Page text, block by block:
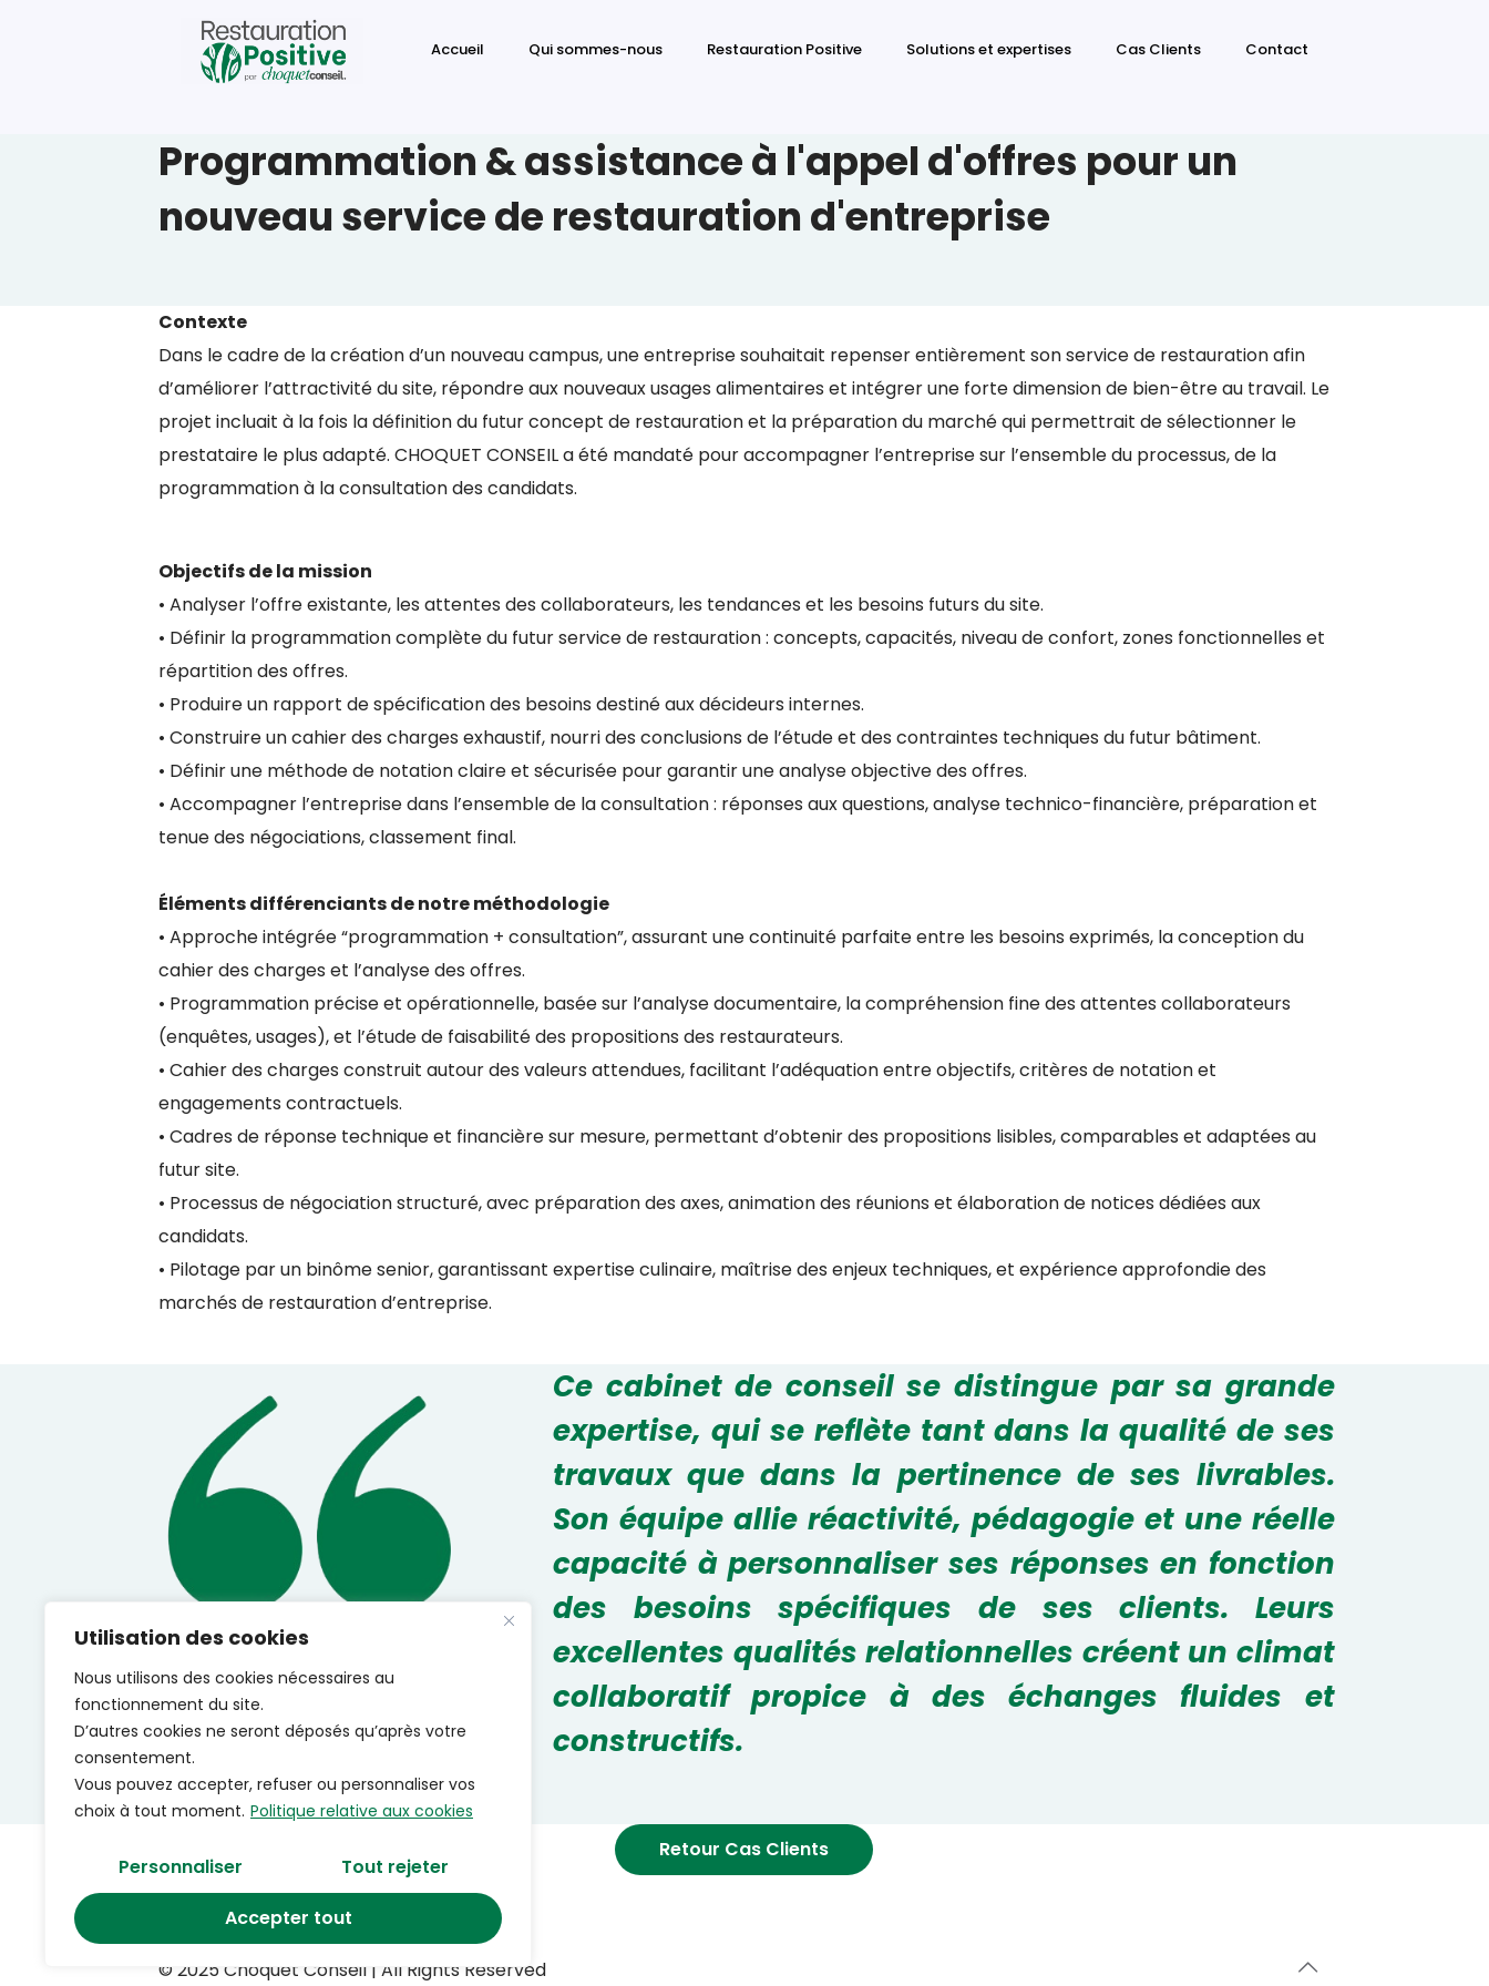
Utilisation des cookies
Nous utilisons des cookies nécessaires au
fonctionnement du site.
D’autres cookies ne seront déposés qu’après votre
consentement.
Vous pouvez accepter, refuser ou personnaliser vos
choix à tout moment. Politique relative aux cookies
Personnaliser
Tout rejeter
Accepter tout
Accueil Qui sommes-nous Restauration Positive Solutions et expertises Cas Clients Contact
Programmation & assistance à l'appel d'offres pour un
nouveau service de restauration d'entreprise
Contexte
Dans le cadre de la création d’un nouveau campus, une entreprise souhaitait repenser entièrement son service de restauration afin
d’améliorer l’attractivité du site, répondre aux nouveaux usages alimentaires et intégrer une forte dimension de bien-être au travail. Le
projet incluait à la fois la définition du futur concept de restauration et la préparation du marché qui permettrait de sélectionner le
prestataire le plus adapté. CHOQUET CONSEIL a été mandaté pour accompagner l’entreprise sur l’ensemble du processus, de la
programmation à la consultation des candidats.
Objectifs de la mission
• Analyser l’offre existante, les attentes des collaborateurs, les tendances et les besoins futurs du site.
• Définir la programmation complète du futur service de restauration : concepts, capacités, niveau de confort, zones fonctionnelles et
répartition des offres.
• Produire un rapport de spécification des besoins destiné aux décideurs internes.
• Construire un cahier des charges exhaustif, nourri des conclusions de l’étude et des contraintes techniques du futur bâtiment.
• Définir une méthode de notation claire et sécurisée pour garantir une analyse objective des offres.
• Accompagner l’entreprise dans l’ensemble de la consultation : réponses aux questions, analyse technico-financière, préparation et
tenue des négociations, classement final.
Éléments différenciants de notre méthodologie
• Approche intégrée “programmation + consultation”, assurant une continuité parfaite entre les besoins exprimés, la conception du
cahier des charges et l’analyse des offres.
• Programmation précise et opérationnelle, basée sur l’analyse documentaire, la compréhension fine des attentes collaborateurs
(enquêtes, usages), et l’étude de faisabilité des propositions des restaurateurs.
• Cahier des charges construit autour des valeurs attendues, facilitant l’adéquation entre objectifs, critères de notation et
engagements contractuels.
• Cadres de réponse technique et financière sur mesure, permettant d’obtenir des propositions lisibles, comparables et adaptées au
futur site.
• Processus de négociation structuré, avec préparation des axes, animation des réunions et élaboration de notices dédiées aux
candidats.
• Pilotage par un binôme senior, garantissant expertise culinaire, maîtrise des enjeux techniques, et expérience approfondie des
marchés de restauration d’entreprise.
Ce cabinet de conseil se distingue par sa grande
expertise, qui se reflète tant dans la qualité de ses
travaux que dans la pertinence de ses livrables.
Son équipe allie réactivité, pédagogie et une réelle
capacité à personnaliser ses réponses en fonction
des besoins spécifiques de ses clients. Leurs
excellentes qualités relationnelles créent un climat
collaboratif propice à des échanges fluides et
constructifs.
Retour Cas Clients
© 2025 Choquet Conseil | All Rights Reserved